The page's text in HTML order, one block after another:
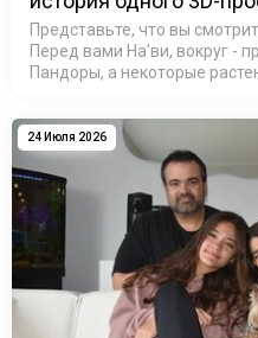
Представьте, что вы
Перед вами На’ви, вокруг -
Пандоры, а некоторые
резул…
24 Июля 2026